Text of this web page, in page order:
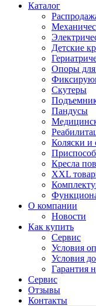
Каталог
Детские
Опоры
Скутеры
Пандусы
Коляски и
Кресла
XXL
О компании
Новости
Как купить
Сервис
Условия
Условия
Гарантия
Сервис
Отзывы
Контакты